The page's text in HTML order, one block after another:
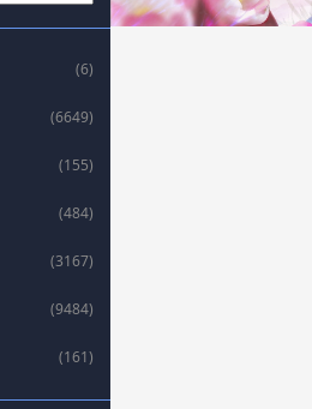
(6)
(6649)
(155)
(484)
(3167)
(9484)
(161)